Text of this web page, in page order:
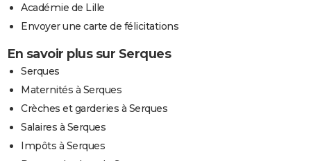
Académie de Lille
Envoyer une carte de félicitations
En savoir plus sur Serques
Serques
Maternités à Serques
Crèches et garderies à Serques
Salaires à Serques
Impôts à Serques